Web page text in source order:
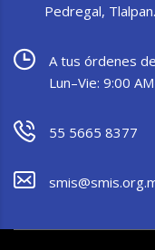
Pedregal,
A tus órdenes
Lun–Vie: 9:00
55 5665 8377